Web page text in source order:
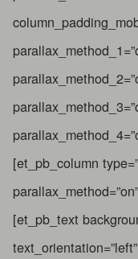
[et_pb_column
[et_pb_text